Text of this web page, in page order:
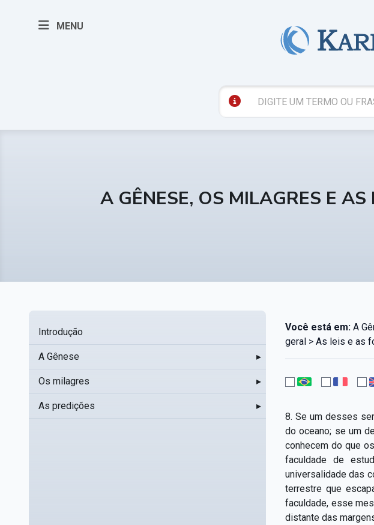
MENU
A GÊNESE, OS MILAGRES E
Introdução
A Gênese ▸
Os milagres ▸
As predições ▸
Você está em:A
geral > As leis e as
8. Se um desses
do oceano; se um
conhecem do que
faculdade de
universalidade das
terrestre que
faculdade, esse
distante das